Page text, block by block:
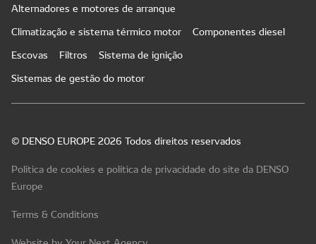
Alternadores e motores de arranque
Climatização e sistema térmico motor
Componentes diesel
Escovas
Filtros
Sistema de ignição
Sistemas de gestão do motor
© DENSO EUROPE 2026 Todos direitos reservados
Política de cookies e política de privacidade do site da DENSO
Europe
Terms & Conditions